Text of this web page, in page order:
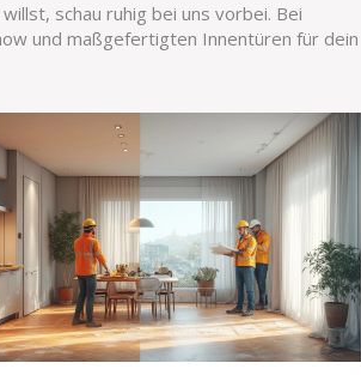
schau ruhig bei uns vorbei. Bei
und maßgefertigten Innentüren für dein